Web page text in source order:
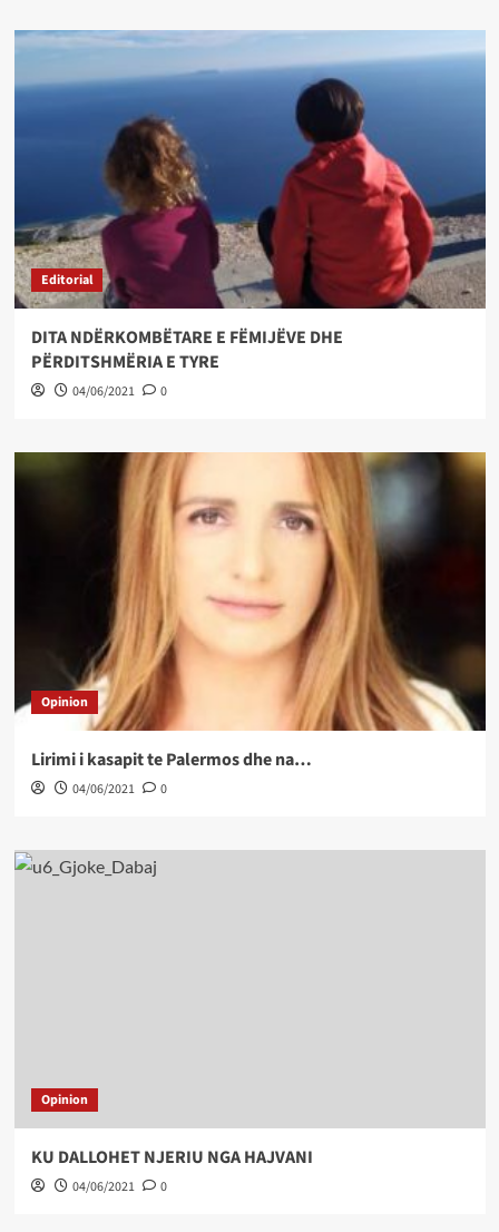
Editorial
DITA NDËRKOMBËTARE E FËMIJËVE DHE
PËRDITSHMËRIA E TYRE
04/06/2021 0
Opinion
Lirimi i kasapit te Palermos dhe na…
04/06/2021 0
Opinion
KU DALLOHET NJERIU NGA HAJVANI
04/06/2021 0